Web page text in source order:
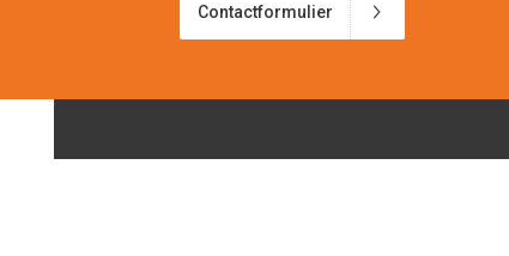
Contactformulier